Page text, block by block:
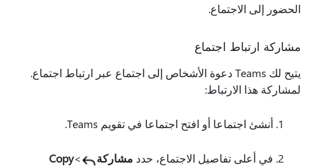
الحضور إلى الاجتماع.
مشاركة ارتباط اجتماع
يتيح لك Teams دعوة الأشخاص إلى اجتماع عبر ارتباط اجتماع.
لمشاركة هذا الارتباط:
أنشئ اجتماعا أو افتح اجتماعا في تقويم Teams.
في أعلى تفاصيل الاجتماع، حدد مشاركة >
Copy